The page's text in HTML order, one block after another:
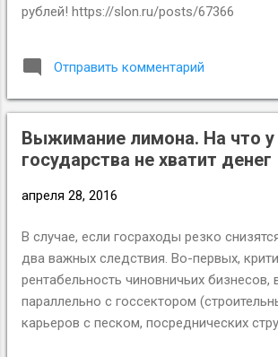
рублей! https://slon.ru/posts/67366
Отправить комментарий
Выжимание лимона. На что у
государства не хватит денег
апреля 28, 2016
В случае, если госраходы резко
два важных следствия. Во-первых,
рентабельность чиновничьих бизнесов,
параллельно с госсектором
карьеров с песком, посреднических